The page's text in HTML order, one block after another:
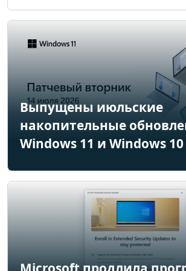
Выпущены июльские
накопительные
Windows 11 и Windows 10